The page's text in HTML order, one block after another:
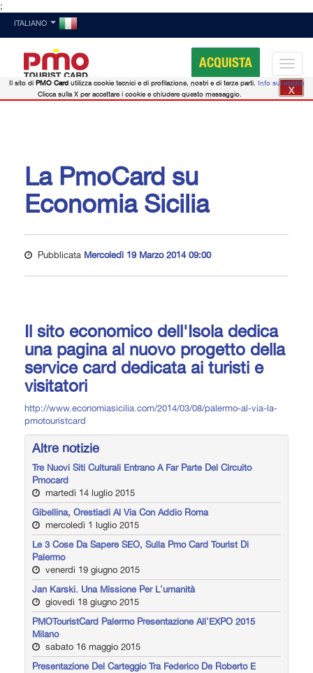
;
ITALIANO
ACQUISTA
La PmoCard su
Economia Sicilia
Pubblicata Mercoledì 19 Marzo 2014 09:00
Il sito economico dell'Isola dedica
una pagina al nuovo progetto della
service card dedicata ai turisti e
visitatori
http://www.economiasicilia.com/2014/03/08/palermo-al-via-la-
pmotouristcard
Altre notizie
Tre Nuovi Siti Culturali Entrano A Far Parte Del Circuito
Pmocard
martedì 14 luglio 2015
Gibellina, Orestiadi Al Via Con Addio Roma
mercoledì 1 luglio 2015
Le 3 Cose Da Sapere SEO, Sulla Pmo Card Tourist Di
Palermo
venerdì 19 giugno 2015
Jan Karski. Una Missione Per L'umanità
giovedì 18 giugno 2015
PMOTouristCard Palermo Presentazione All'EXPO 2015
Milano
sabato 16 maggio 2015
Presentazione Del Carteggio Tra Federico De Roberto E
Il sito di PMO Card utilizza cookie tecnici e di profilazione, nostri e di terze parti. Info sui cookie
Clicca sulla X per accettare i cookie e chiudere questo messaggio.
X